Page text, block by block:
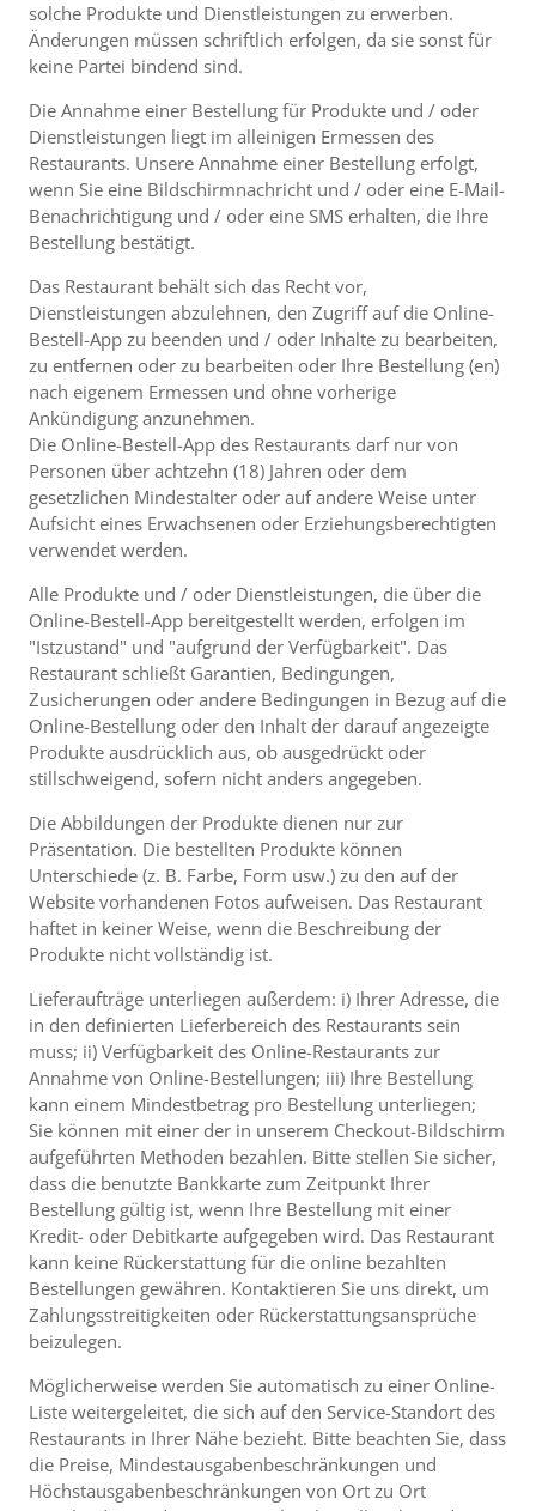
solche Produkte und Dienstleistungen zu erwerben.
Änderungen müssen schriftlich erfolgen, da sie sonst für
keine Partei bindend sind.
Die Annahme einer Bestellung für Produkte und / oder
Dienstleistungen liegt im alleinigen Ermessen des
Restaurants. Unsere Annahme einer Bestellung erfolgt,
wenn Sie eine Bildschirmnachricht und / oder eine E-Mail-
Benachrichtigung und / oder eine SMS erhalten, die Ihre
Bestellung bestätigt.
Das Restaurant behält sich das Recht vor,
Dienstleistungen abzulehnen, den Zugriff auf die Online-
Bestell-App zu beenden und / oder Inhalte zu bearbeiten,
zu entfernen oder zu bearbeiten oder Ihre Bestellung (en)
nach eigenem Ermessen und ohne vorherige
Ankündigung anzunehmen.
Die Online-Bestell-App des Restaurants darf nur von
Personen über achtzehn (18) Jahren oder dem
gesetzlichen Mindestalter oder auf andere Weise unter
Aufsicht eines Erwachsenen oder Erziehungsberechtigten
verwendet werden.
Alle Produkte und / oder Dienstleistungen, die über die
Online-Bestell-App bereitgestellt werden, erfolgen im
"Istzustand" und "aufgrund der Verfügbarkeit". Das
Restaurant schließt Garantien, Bedingungen,
Zusicherungen oder andere Bedingungen in Bezug auf die
Online-Bestellung oder den Inhalt der darauf angezeigte
Produkte ausdrücklich aus, ob ausgedrückt oder
stillschweigend, sofern nicht anders angegeben.
Die Abbildungen der Produkte dienen nur zur
Präsentation. Die bestellten Produkte können
Unterschiede (z. B. Farbe, Form usw.) zu den auf der
Website vorhandenen Fotos aufweisen. Das Restaurant
haftet in keiner Weise, wenn die Beschreibung der
Produkte nicht vollständig ist.
Lieferaufträge unterliegen außerdem: i) Ihrer Adresse, die
in den definierten Lieferbereich des Restaurants sein
muss; ii) Verfügbarkeit des Online-Restaurants zur
Annahme von Online-Bestellungen; iii) Ihre Bestellung
kann einem Mindestbetrag pro Bestellung unterliegen;
Sie können mit einer der in unserem Checkout-Bildschirm
aufgeführten Methoden bezahlen. Bitte stellen Sie sicher,
dass die benutzte Bankkarte zum Zeitpunkt Ihrer
Bestellung gültig ist, wenn Ihre Bestellung mit einer
Kredit- oder Debitkarte aufgegeben wird. Das Restaurant
kann keine Rückerstattung für die online bezahlten
Bestellungen gewähren. Kontaktieren Sie uns direkt, um
Zahlungsstreitigkeiten oder Rückerstattungsansprüche
beizulegen.
Möglicherweise werden Sie automatisch zu einer Online-
Liste weitergeleitet, die sich auf den Service-Standort des
Restaurants in Ihrer Nähe bezieht. Bitte beachten Sie, dass
die Preise, Mindestausgabenbeschränkungen und
Höchstausgabenbeschränkungen von Ort zu Ort